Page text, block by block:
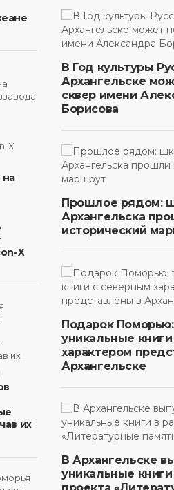
на
X
их
В Год культуры
Архангельске
сквер имени
Борисова
Прошлое рядом:
Архангельска
исторический
Подарок
уникальные
характером
Архангельске
В Архангельске
уникальные